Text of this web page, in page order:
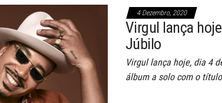
4 Dezembro, 2020
Virgul lança
Júbilo
Virgul lança hoje, dia 4
álbum a solo com o